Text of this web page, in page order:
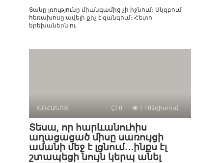
Տանը լռությունը միանգամից չի իջնում։ Սկզբում
հեռախոսը ավելի քիչ է զանգում։ Հետո
երեխաներն ու
ԽՈՀԱՆՈՑ 0 1 102դիտում
Տեսա, որ հարևանուհիս
աղացացած միսը սառույցի
ամանի մեջ է լցնում․․․ինքս էլ
շտապեցի նույն կերպ անել